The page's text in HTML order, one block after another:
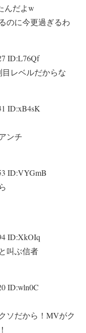
んだよw
のに今更過ぎるわ
ID:L76Qf
レベルだからな
ID:xB4sK
ンチ
ID:VYGmB
ID:XkOIq
叫ぶ信者
ID:wln0C
ソだから！MVがク